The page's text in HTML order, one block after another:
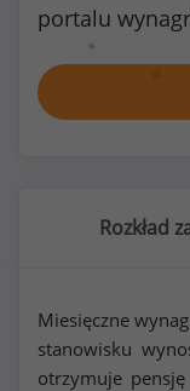
portalu
Rozkład
Miesięczne
stanowisku
otrzymuje